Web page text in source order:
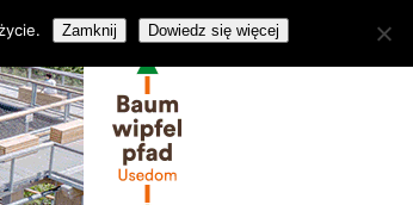
Zamknij Dowiedz się więcej